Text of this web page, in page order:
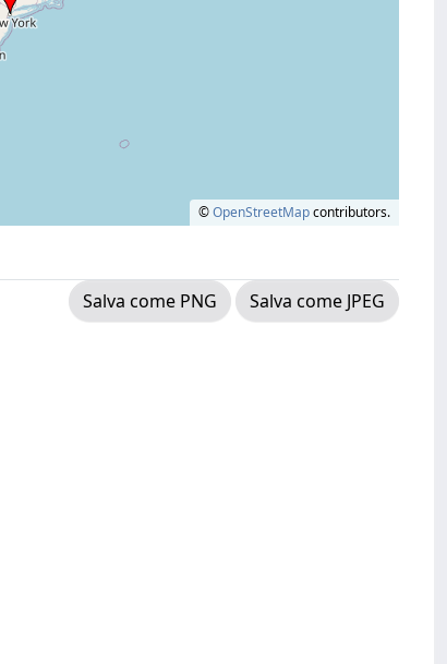
©OpenStreetMapcontributors.
Salva come PNG
Salva come JPEG